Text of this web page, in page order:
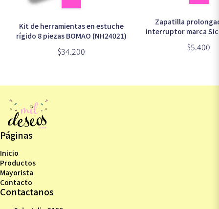
Kit de herramientas en estuche
rígido 8 piezas BOMAO (NH24021)
$34.200
Zapatilla
interruptor marca
en bolsa
$5.400
Páginas
Inicio
Productos
Mayorista
Contacto
Contactanos